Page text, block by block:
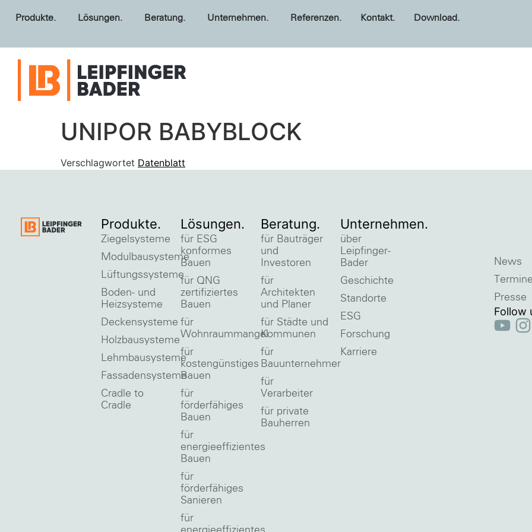
Produkte. Lösungen. Beratung. Unternehmen. Referenzen. Kontakt. Download.
UNIPOR BABYBLOCK
Verschlagwortet Datenblatt
Produkte.
Ziegelsysteme
Modulbausysteme
Lüftungssysteme
Boden- und
Heizsysteme
Deckensysteme
Holzbausysteme
Lehmbausysteme
Fassadensysteme
Cradle to
Cradle
Lösungen.
für ESG
konformes
Bauen
für QNG
zertifiziertes
Bauen
für
Wohnraummangel
für
kostengünstiges
Bauen
für
förderfähiges
Bauen
für
energieeffizientes
Bauen
für
förderfähiges
Sanieren
für
Beratung.
für Bauträger
und
Investoren
für
Architekten
und Planer
für Städte und
Kommunen
für
Bauunternehmer
für
Verarbeiter
für private
Bauherren
Unternehmen.
über
Leipfinger-
Bader
Geschichte
Standorte
ESG
Forschung
Karriere
News
Termine
Presse
Follow